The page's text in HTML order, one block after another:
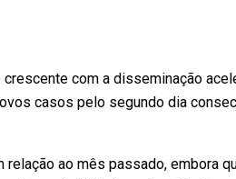
com a disseminação
casos pelo segundo dia
ao mês passado, embora